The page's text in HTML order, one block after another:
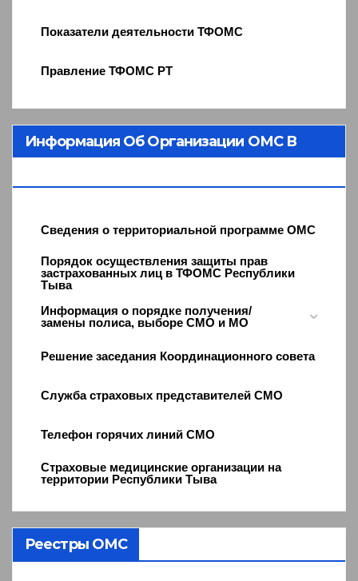
Показатели деятельности ТФОМС
Правление ТФОМС РТ
Информация Об Организации ОМС В
Сведения о территориальной программе ОМС
Порядок осуществления защиты прав
застрахованных лиц в ТФОМС Республики
Тыва
Информация о порядке получения/
замены полиса, выборе СМО и МО
Решение заседания Координационного совета
Служба страховых представителей СМО
Телефон горячих линий СМО
Страховые медицинские организации на
территории Республики Тыва
Реестры ОМС